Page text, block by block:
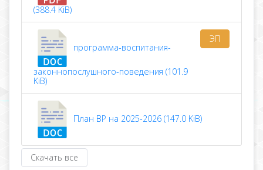
(388.4 KiB)
программа-воспитания-
законнопослушного-поведения (101.9
KiB)
ЭП
План ВР на 2025-2026 (147.0 KiB)
Скачать все